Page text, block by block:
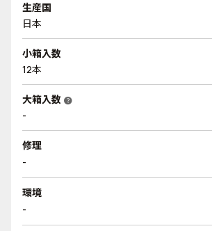
生産国
日本
小箱入数
12本
大箱入数 help
-
修理
-
環境
-